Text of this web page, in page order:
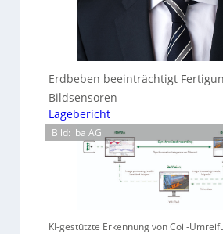
Erdbeben beeinträchtigt
Bildsensoren
Lagebericht
Bild: iba AG
KI-gestützte Erkennung von Coil-